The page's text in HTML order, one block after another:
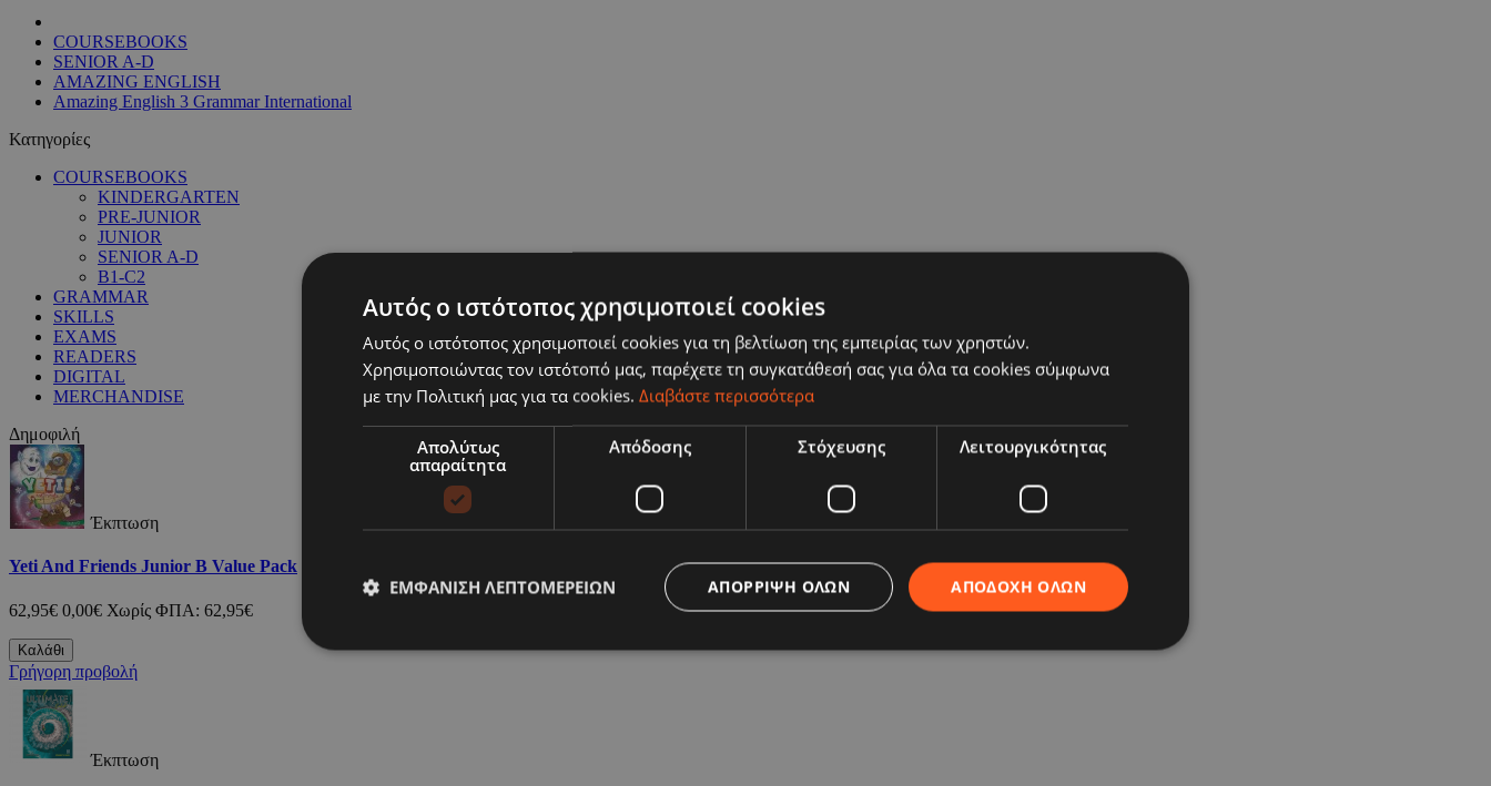
COURSEBOOKS
SENIOR A-D
AMAZING ENGLISH
Amazing English 3 Grammar International
Κατηγορίες
COURSEBOOKS
KINDERGARTEN
PRE-JUNIOR
JUNIOR
SENIOR A-D
B1-C2
GRAMMAR
SKILLS
EXAMS
READERS
DIGITAL
MERCHANDISE
Δημοφιλή
Έκπτωση
Yeti And Friends Junior B Value Pack
62,95€ 0,00€ Χωρίς ΦΠΑ: 62,95€
Καλάθι
Γρήγορη προβολή
Έκπτωση
Αυτός ο ιστότοπος χρησιμοποιεί cookies
Αυτός ο ιστότοπος χρησιμοποιεί cookies για τη βελτίωση της εμπειρίας των χρηστών.
Χρησιμοποιώντας τον ιστότοπό μας, παρέχετε τη συγκατάθεσή σας για όλα τα cookies σύμφωνα
με την Πολιτική μας για τα cookies. Διαβάστε περισσότερα
Απολύτως
απαραίτητα
Απόδοσης Στόχευσης Λειτουργικότητας
ΑΠΟΔΟΧΉ ΌΛΩΝ
ΑΠΌΡΡΙΨΗ ΌΛΩΝ
ΕΜΦΆΝΙΣΗ ΛΕΠΤΟΜΕΡΕΙΏΝ